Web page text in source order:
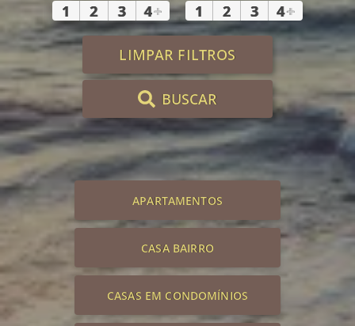
1 2 3 4+ 1 2 3 4+
LIMPAR FILTROS
BUSCAR
APARTAMENTOS
CASA BAIRRO
CASAS EM CONDOMÍNIOS